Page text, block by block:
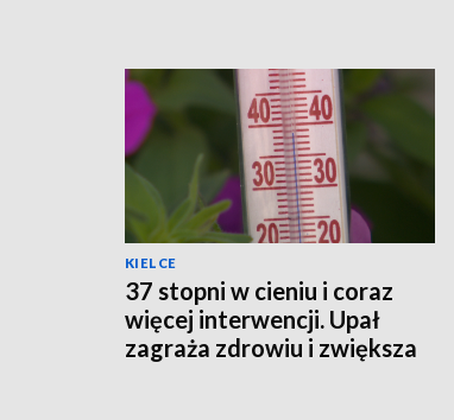
KIELCE
37 stopni w cieniu i coraz
więcej interwencji. Upał
zagraża zdrowiu i zwiększa